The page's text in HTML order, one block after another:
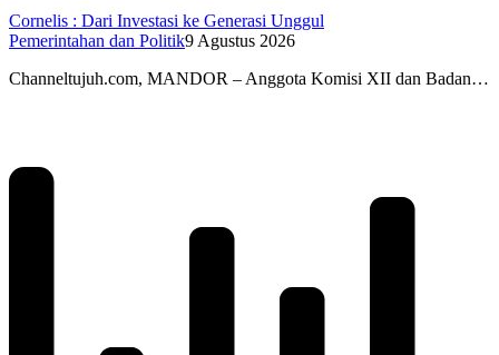
Cornelis : Dari Investasi ke Generasi Unggul
Pemerintahan dan Politik9 Agustus 2026
Channeltujuh.com, MANDOR – Anggota Komisi XII dan Badan…